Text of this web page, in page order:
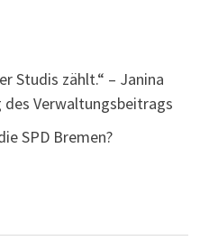
Studis zählt.“ – Janina
des Verwaltungsbeitrags
SPD Bremen?